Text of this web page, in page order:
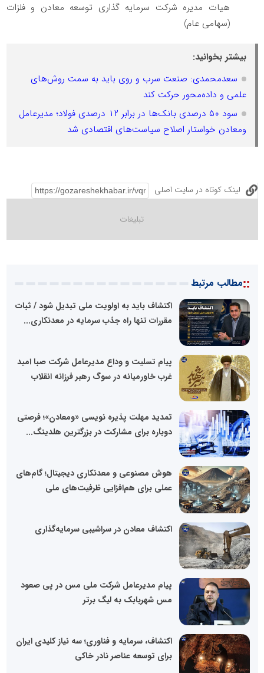
هیات مدیره شرکت سرمایه گذاری توسعه معادن و فلزات
(سهامی عام)
بیشتر بخوانید:
سعدمحمدی: صنعت سرب و روی باید به سمت روش‌های
علمی و داده‌محور حرکت کند
سود ۵۰ درصدی بانک‌ها در برابر ۱۲ درصدی فولاد؛ مدیرعامل
ومعادن خواستار اصلاح سیاست‌های اقتصادی شد
لینک کوتاه در سایت اصلی
::مطالب مرتبط
اکتشاف باید به اولویت ملی تبدیل شود / ثبات
مقررات تنها راه جذب سرمایه در معدنکاری...
پیام تسلیت و وداع مدیرعامل شرکت صبا امید
غرب خاورمیانه در سوگ رهبر فرزانه انقلاب
تمدید مهلت پذیره نویسی «ومعادن»؛ فرصتی
دوباره برای مشارکت در بزرگترین هلدینگ...
هوش مصنوعی و معدنکاری دیجیتال؛ گام‌های
عملی برای هم‌افزایی ظرفیت‌های ملی
اکتشاف معادن در سراشیبی سرمایه‌گذاری
پیام مدیرعامل شرکت ملی مس در پی صعود
مس شهربابک به لیگ برتر
اکتشاف، سرمایه و فناوری؛ سه نیاز کلیدی ایران
برای توسعه عناصر نادر خاکی